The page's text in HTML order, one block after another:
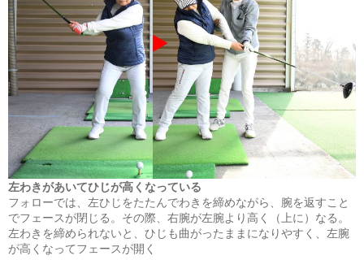
左わきがあいてひじが高くなっている
フォローでは、左ひじをたたんでわきを締めながら、腕を返すこと
でフェースが閉じる。その際、右腕が左腕より高く（上に）なる。
左わきを締められないと、ひじも曲がったままになりやすく、左腕
が高くなってフェースが開く